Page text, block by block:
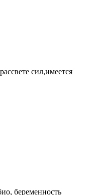
сил,имеется
беременность